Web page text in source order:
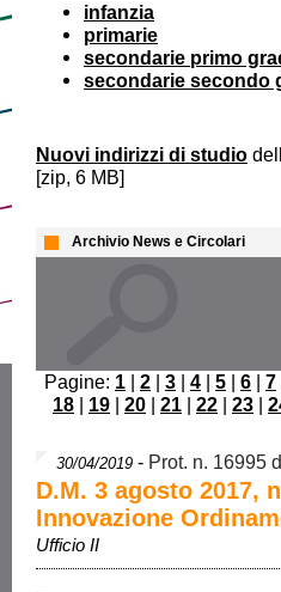
infanzia
primarie
secondarie primo
secondarie secondo
Nuovi indirizzi di studio
[zip, 6 MB]
Archivio News e Circolari
Pagine: 1 | 2 | 3 | 4 | 5 | 6 | 7
18 | 19 | 20 | 21 | 22 | 23 |
30/04/2019 - Prot. n. 16995
D.M. 3 agosto 2017,
Innovazione
Ufficio II